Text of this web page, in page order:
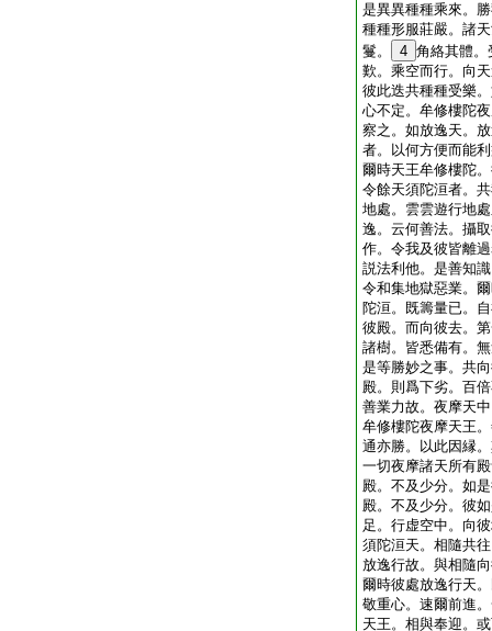
是異異種種乘來。
種種形服莊嚴。諸
鬘。
4 角絡其體。
歎。乘空而行。向
彼此迭共種種受樂
心不定。牟修樓陀
察之。如放逸天。
者。以何方便而能
爾時天王牟修樓陀
令餘天須陀洹者。
地處。雲雲遊行地
逸。云何善法。攝
作。令我及彼皆離
説法利他。是善知
令和集地獄惡業。
陀洹。既籌量已。
彼殿。而向彼去。
諸樹。皆悉備有。
是等勝妙之事。共
殿。則爲下劣。百
善業力故。夜摩天
牟修樓陀夜摩天王
通亦勝。以此因縁
一切夜摩諸天所有
殿。不及少分。如
殿。不及少分。彼
足。行虚空中。向
須陀洹天。相隨共
放逸行故。與相隨
爾時彼處放逸行天
敬重心。速爾前進
天王。相與奉迎。